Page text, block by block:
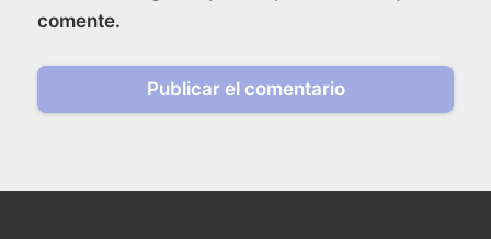
comente.